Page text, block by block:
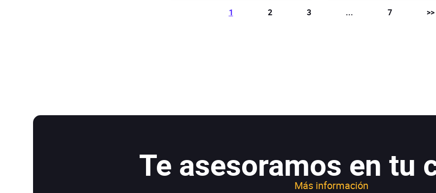
1 2 3 ... 7 >>
Te asesoramos en tu
Más información